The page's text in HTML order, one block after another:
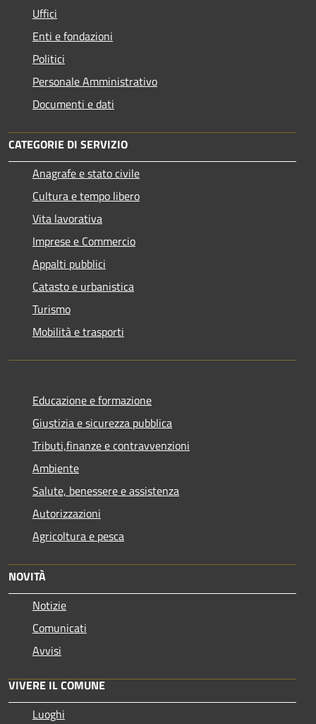
Uffici
Enti e fondazioni
Politici
Personale Amministrativo
Documenti e dati
CATEGORIE DI SERVIZIO
Anagrafe e stato civile
Cultura e tempo libero
Vita lavorativa
Imprese e Commercio
Appalti pubblici
Catasto e urbanistica
Turismo
Mobilità e trasporti
Educazione e formazione
Giustizia e sicurezza pubblica
Tributi,finanze e contravvenzioni
Ambiente
Salute, benessere e assistenza
Autorizzazioni
Agricoltura e pesca
NOVITÀ
Notizie
Comunicati
Avvisi
VIVERE IL COMUNE
Luoghi